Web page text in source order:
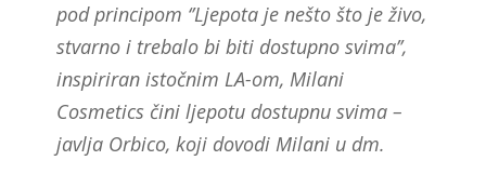
pod principom ‘’Ljepota je nešto što je živo,
stvarno i trebalo bi biti dostupno svima’’,
inspiriran istočnim LA-om, Milani
Cosmetics čini ljepotu dostupnu svima –
javlja Orbico, koji dovodi Milani u dm.